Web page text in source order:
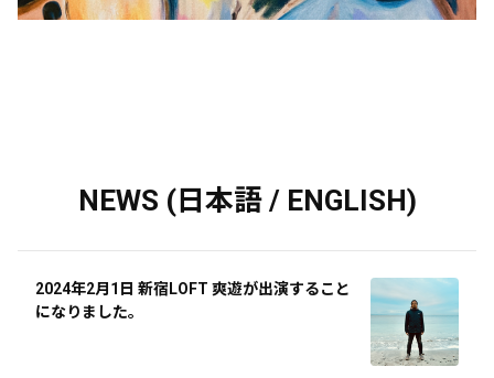
NEWS (日本語 / ENGLISH)
2024年2月1日 新宿LOFT 爽遊が出演すること
になりました。